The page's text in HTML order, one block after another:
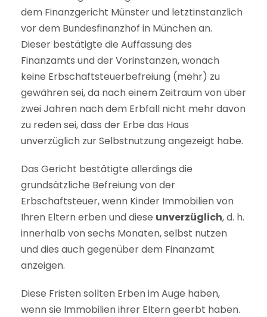
dem Finanzgericht Münster und letztinstanzlich
vor dem Bundesfinanzhof in München an.
Dieser bestätigte die Auffassung des
Finanzamts und der Vorinstanzen, wonach
keine Erbschaftsteuerbefreiung (mehr) zu
gewähren sei, da nach einem Zeitraum von über
zwei Jahren nach dem Erbfall nicht mehr davon
zu reden sei, dass der Erbe das Haus
unverzüglich zur Selbstnutzung angezeigt habe.
Das Gericht bestätigte allerdings die
grundsätzliche Befreiung von der
Erbschaftsteuer, wenn Kinder Immobilien von
Ihren Eltern erben und diese unverzüglich, d. h.
innerhalb von sechs Monaten, selbst nutzen
und dies auch gegenüber dem Finanzamt
anzeigen.
Diese Fristen sollten Erben im Auge haben,
wenn sie Immobilien ihrer Eltern geerbt haben.